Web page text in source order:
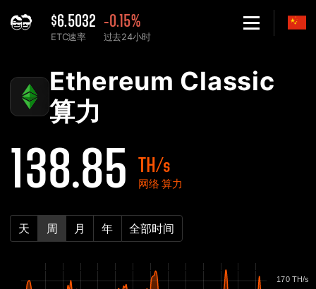
$6.5032
ETC速率
-0.15%
过去24小时
Ethereum Classic
算力
138.85TH/s
网络 算力
天 周 月 年 全部时间
170 TH/s